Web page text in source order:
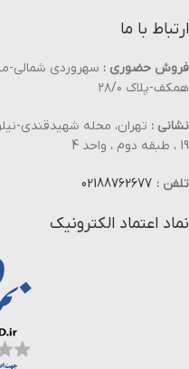
ارتباط با ما
فروش حضوری : سهروردی شمالی-
همکف-پلاک ۲۸/۰
نشانی : تهران، محله شهیدقندی-
19 ، طبقه دوم ، واحد 4
تلفن : 02188762677
نماد اعتماد الکترونیک